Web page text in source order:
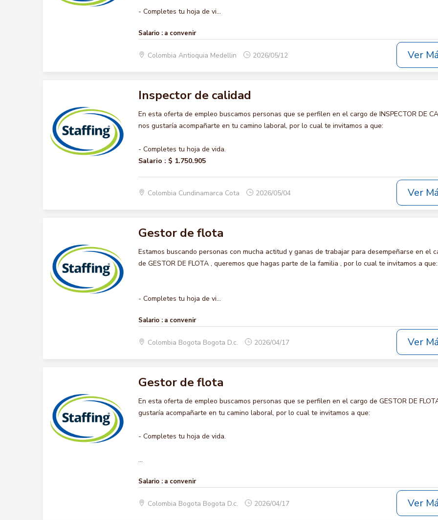
- Completes tu hoja de vi...
Salario : a convenir
Colombia Antioquia Medellin 2026/05/12 Ver
Inspector de calidad
En esta oferta de empleo buscamos personas que se perfilen en el cargo de INSPECTOR DE
nos gustaría acompañarte en tu camino laboral, por lo cual te invitamos a que:
- Completes tu hoja de vida.
Salario : $ 1.750.905
Colombia Cundinamarca Cota 2026/05/04 Ver
Gestor de flota
Estamos buscando personas con mucha actitud y ganas de trabajar para desempeñarse en el
de GESTOR DE FLOTA , queremos que hagas parte de la familia , por lo cual te invitamos a que:
- Completes tu hoja de vi...
Salario : a convenir
Colombia Bogota Bogota D.c. 2026/04/17 Ver
Gestor de flota
En esta oferta de empleo buscamos personas que se perfilen en el cargo de GESTOR DE
gustaría acompañarte en tu camino laboral, por lo cual te invitamos a que:
- Completes tu hoja de vida.
...
Salario : a convenir
Colombia Bogota Bogota D.c. 2026/04/17 Ver